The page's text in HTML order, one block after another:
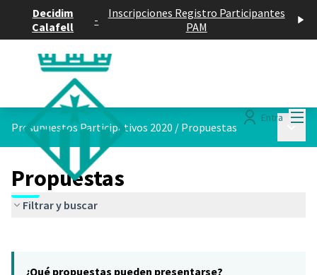
Decidim
Calafell
-
Inscripciones Registro Participantes
PAM
Entra
Presupuestos Participativos 2020 / Propuestas
Propuestas
Filtrar y buscar
¿Qué propuestas pueden presentarse?